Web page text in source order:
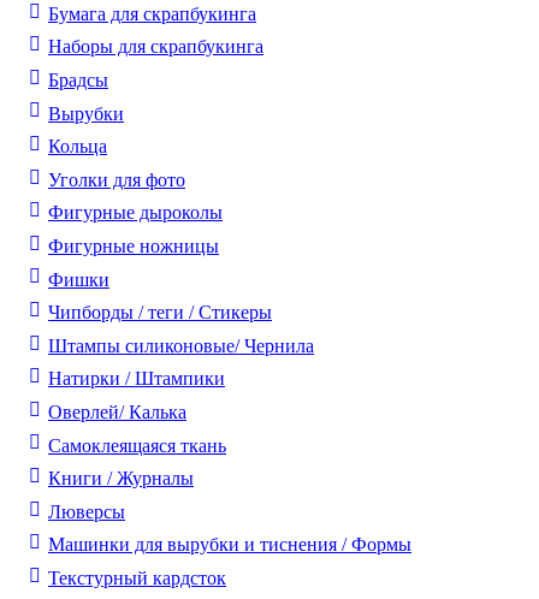
Бумага для скрапбукинга
Наборы для скрапбукинга
Брадсы
Вырубки
Кольца
Уголки для фото
Фигурные дыроколы
Фигурные ножницы
Фишки
Чипборды / теги / Стикеры
Штампы силиконовые/ Чернила
Натирки / Штампики
Оверлей/ Калька
Самоклеящаяся ткань
Книги / Журналы
Люверсы
Машинки для вырубки и тиснения / Формы
Текстурный кардсток